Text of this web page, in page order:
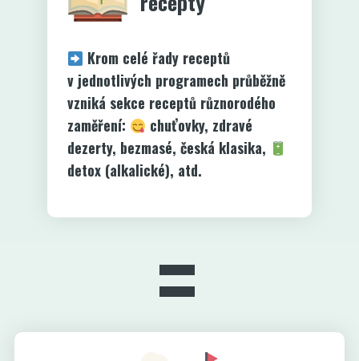
Krom celé řady receptů
v jednotlivých programech průběžně
vzniká sekce receptů různorodého
zaměření:
chuťovky, zdravé
dezerty, bezmasé, česká klasika,
detox (alkalické), atd.
=